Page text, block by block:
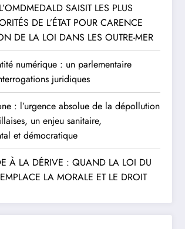
SAISIT LES PLUS
DE L’ÉTAT POUR CARENCE
DE LA LOI DANS LES OUTRE-MER
numérique : un parlementaire
juridiques
: l’urgence absolue de la dépollution
un enjeu sanitaire,
et démocratique
À LA DÉRIVE : QUAND LA LOI DU
LA MORALE ET LE DROIT